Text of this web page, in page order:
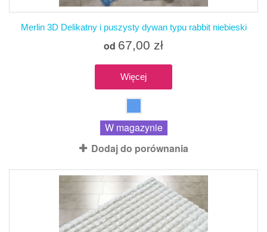
Merlin 3D Delikatny i puszysty dywan typu rabbit niebieski
od 67,00 zł
Więcej
W magazynie
Dodaj do porównania